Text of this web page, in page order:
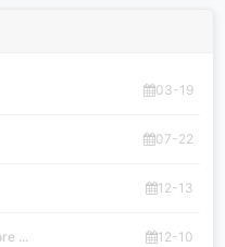
03-19
07-22
12-13
... 12-10